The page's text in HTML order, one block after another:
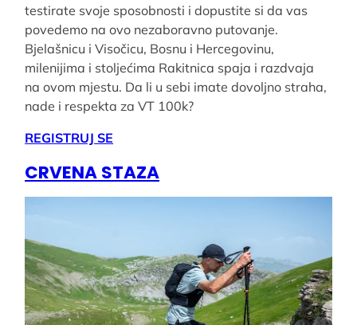
testirate svoje sposobnosti i dopustite si da vas
povedemo na ovo nezaboravno putovanje.
Bjelašnicu i Visočicu, Bosnu i Hercegovinu,
milenijima i stoljećima Rakitnica spaja i razdvaja
na ovom mjestu. Da li u sebi imate dovoljno straha,
nade i respekta za VT 100k?
REGISTRUJ SE
CRVENA STAZA